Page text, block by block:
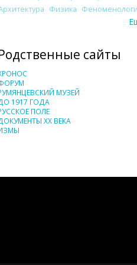
Физика
сайты
МУЗЕЙ
1917 ГОДА
ПОЛЕ
XX ВЕКА